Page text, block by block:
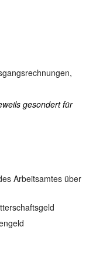
gesondert für
Arbeitsamtes über